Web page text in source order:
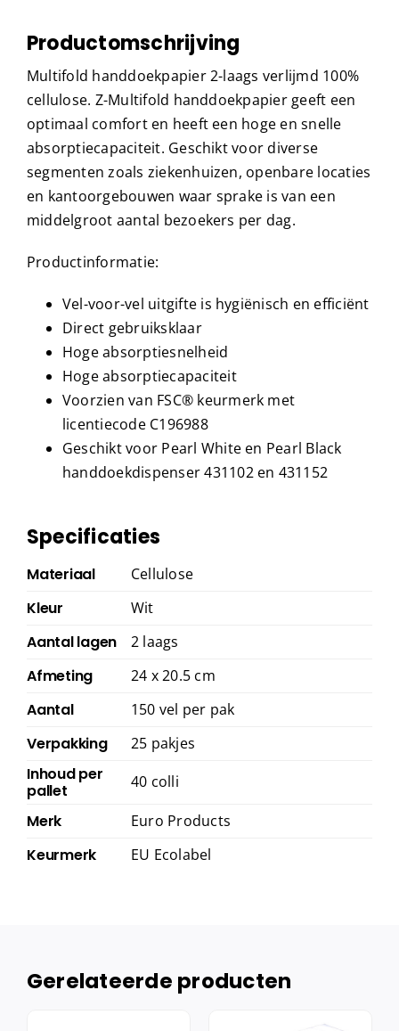
Productomschrijving
Multifold handdoekpapier 2-laags verlijmd 100%
cellulose. Z-Multifold handdoekpapier geeft een
optimaal comfort en heeft een hoge en snelle
absorptiecapaciteit. Geschikt voor diverse
segmenten zoals ziekenhuizen, openbare locaties
en kantoorgebouwen waar sprake is van een
middelgroot aantal bezoekers per dag.
Productinformatie:
Vel-voor-vel uitgifte is hygiënisch en efficiënt
Direct gebruiksklaar
Hoge absorptiesnelheid
Hoge absorptiecapaciteit
Voorzien van FSC® keurmerk met
licentiecode C196988
Geschikt voor Pearl White en Pearl Black
handdoekdispenser 431102 en 431152
Specificaties
Materiaal Cellulose
Kleur Wit
Aantal lagen 2 laags
Afmeting 24 x 20.5 cm
Aantal 150 vel per pak
Verpakking 25 pakjes
Inhoud per
pallet
40 colli
Merk Euro Products
Keurmerk EU Ecolabel
Gerelateerde producten